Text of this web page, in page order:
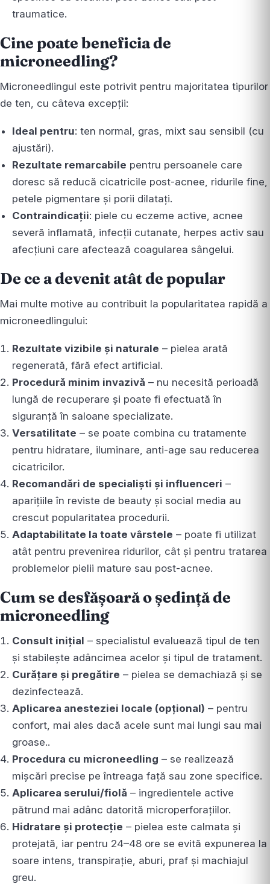
traumatice.
Cine poate beneficia de
microneedling?
Microneedlingul este potrivit pentru majoritatea tipurilor
de ten, cu câteva excepții:
Ideal pentru: ten normal, gras, mixt sau sensibil (cu
ajustări).
Rezultate remarcabile pentru persoanele care
doresc să reducă cicatricile post-acnee, ridurile fine,
petele pigmentare și porii dilatați.
Contraindicații: piele cu eczeme active, acnee
severă inflamată, infecții cutanate, herpes activ sau
afecțiuni care afectează coagularea sângelui.
De ce a devenit atât de popular
Mai multe motive au contribuit la popularitatea rapidă a
microneedlingului:
Rezultate vizibile și naturale – pielea arată
regenerată, fără efect artificial.
Procedură minim invazivă – nu necesită perioadă
lungă de recuperare și poate fi efectuată în
siguranță în saloane specializate.
Versatilitate – se poate combina cu tratamente
pentru hidratare, iluminare, anti-age sau reducerea
cicatricilor.
Recomandări de specialiști și influenceri –
aparițiile în reviste de beauty și social media au
crescut popularitatea procedurii.
Adaptabilitate la toate vârstele – poate fi utilizat
atât pentru prevenirea ridurilor, cât și pentru tratarea
problemelor pielii mature sau post-acnee.
Cum se desfășoară o ședință de
microneedling
Consult inițial – specialistul evaluează tipul de ten
și stabilește adâncimea acelor și tipul de tratament.
Curățare și pregătire – pielea se demachiază și se
dezinfectează.
Aplicarea anesteziei locale (opțional) – pentru
confort, mai ales dacă acele sunt mai lungi sau mai
groase..
Procedura cu microneedling – se realizează
mișcări precise pe întreaga față sau zone specifice.
Aplicarea serului/fiolă – ingredientele active
pătrund mai adânc datorită microperforațiilor.
Hidratare și protecție – pielea este calmata și
protejată, iar pentru 24–48 ore se evită expunerea la
soare intens, transpirație, aburi, praf și machiajul
greu.